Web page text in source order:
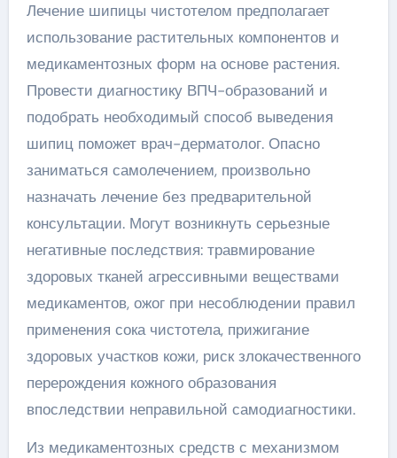
Лечение шипицы чистотелом предполагает
использование растительных компонентов и
медикаментозных форм на основе растения.
Провести диагностику ВПЧ-образований и
подобрать необходимый способ выведения
шипиц поможет врач-дерматолог. Опасно
заниматься самолечением, произвольно
назначать лечение без предварительной
консультации. Могут возникнуть серьезные
негативные последствия: травмирование
здоровых тканей агрессивными веществами
медикаментов, ожог при несоблюдении правил
применения сока чистотела, прижигание
здоровых участков кожи, риск злокачественного
перерождения кожного образования
впоследствии неправильной самодиагностики.
Из медикаментозных средств с механизмом